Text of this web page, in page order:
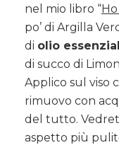
nel mio libro “
po’ di Argilla
di olio
di succo di
Applico sul viso
rimuovo con
del tutto.
aspetto più